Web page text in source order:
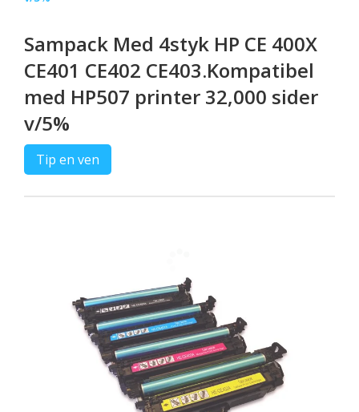
Sampack Med 4styk HP CE 400X
CE401 CE402 CE403.Kompatibel
med HP507 printer 32,000 sider
v/5%
Tip en ven